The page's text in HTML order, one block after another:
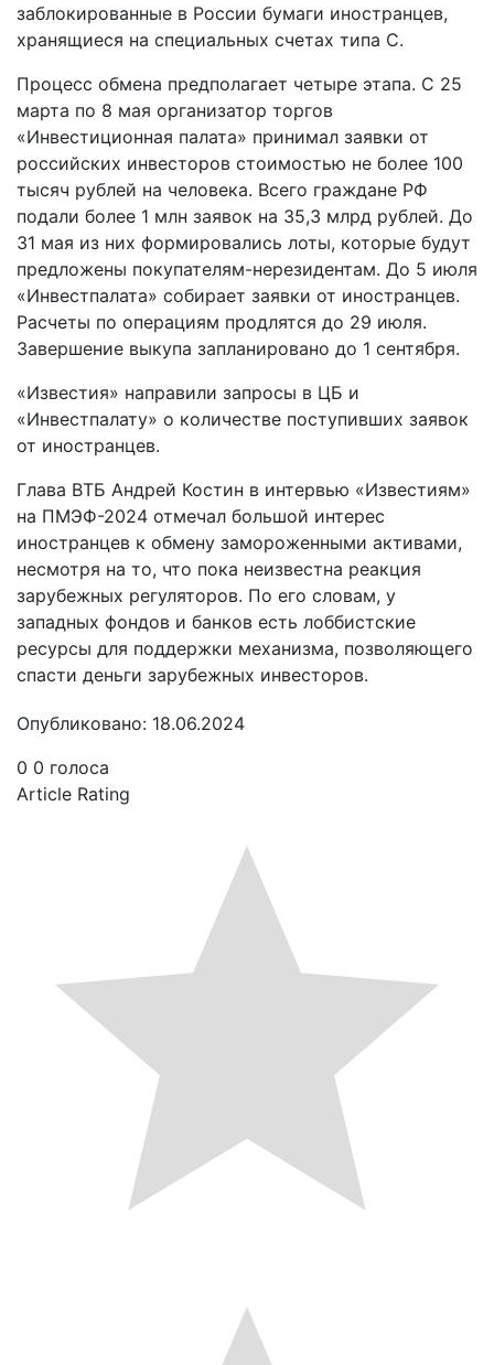
заблокированные в России бумаги иностранцев,
хранящиеся на специальных счетах типа С.
Процесс обмена предполагает четыре этапа. С 25
марта по 8 мая организатор торгов
«Инвестиционная палата» принимал заявки от
российских инвесторов стоимостью не более 100
тысяч рублей на человека. Всего граждане РФ
подали более 1 млн заявок на 35,3 млрд рублей. До
31 мая из них формировались лоты, которые будут
предложены покупателям-нерезидентам. До 5 июля
«Инвестпалата» собирает заявки от иностранцев.
Расчеты по операциям продлятся до 29 июля.
Завершение выкупа запланировано до 1 сентября.
«Известия» направили запросы в ЦБ и
«Инвестпалату» о количестве поступивших заявок
от иностранцев.
Глава ВТБ Андрей Костин в интервью «Известиям»
на ПМЭФ-2024 отмечал большой интерес
иностранцев к обмену замороженными активами,
несмотря на то, что пока неизвестна реакция
зарубежных регуляторов. По его словам, у
западных фондов и банков есть лоббистские
ресурсы для поддержки механизма, позволяющего
спасти деньги зарубежных инвесторов.
Опубликовано: 18.06.2024
0 0 голоса
Article Rating